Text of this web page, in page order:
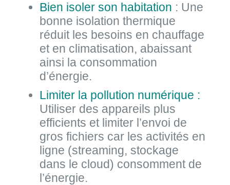
Bien isoler son habitation : Une
bonne isolation thermique
réduit les besoins en chauffage
et en climatisation, abaissant
ainsi la consommation
d’énergie.
Limiter la pollution numérique :
Utiliser des appareils plus
efficients et limiter l’envoi de
gros fichiers car les activités en
ligne (streaming, stockage
dans le cloud) consomment de
l’énergie.